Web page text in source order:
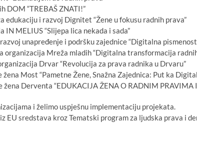
DOM “TREBAŠ ZNATI!”
edukaciju i razvoj Dignitet “Žene u fokusu radnih prava”
IN MELIUS “Slijepa lica nekada i sada”
unapređenje i podršku zajednice “Digitalna
organizacija Mreža mladih “Digitalna transformacija
Drvar “Revolucija za prava radnika u Drvaru”
žena Most “Pametne Žene, Snažna Zajednica: Put ka
žena Derventa “EDUKACIJA ŽENA O RADNIM PRAVIMA
i želimo uspješnu implementaciju projekata.
EU sredstava kroz Tematski program za ljudska prava i